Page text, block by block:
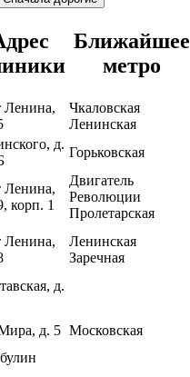
Ближайшее
метро
Ленина,
Чкаловская
Ленинская
д.
Горьковская
Ленина,
корп. 1
Двигатель
Революции
Пролетарская
Ленина,
Ленинская
Заречная
д.
д. 5 Московская